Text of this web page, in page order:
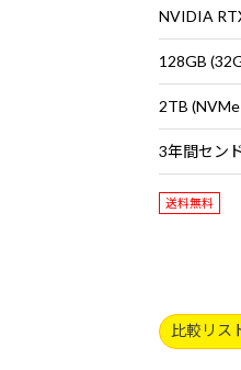
NVIDIA
128GB
2TB
送料無料
比較リス